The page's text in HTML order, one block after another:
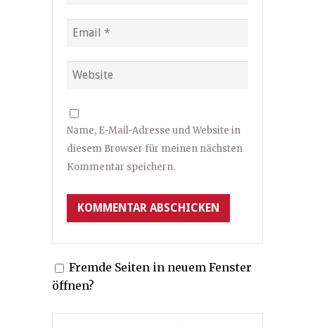
Name, E-Mail-Adresse und Website in
diesem Browser für meinen nächsten
Kommentar speichern.
Fremde Seiten in neuem Fenster
öffnen?